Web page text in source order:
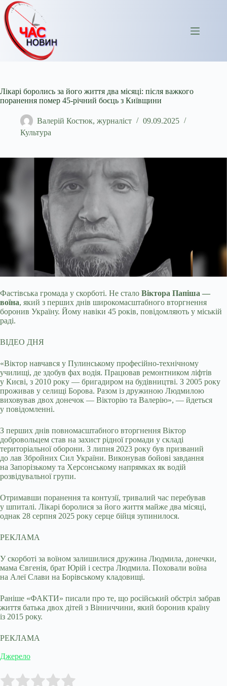
Перейти
до
вмісту
Лікарі боролись за його життя два місяці: після важкого
поранення помер 45-річний боєць з Київщини
Валерій Костюк, журналіст
09.09.2025
Культура
Фастівська громада у скорботі. Не стало Віктора Папіша —
воїна, який з перших днів широкомасштабного вторгнення
боронив Україну. Йому навіки 45 років, повідомляють у міській
раді.
ВІДЕО ДНЯ
«Віктор навчався у Пулинському професійно-технічному
училищі, де здобув фах водія. Працював ремонтником ліфтів
у Києві, з 2010 року — бригадиром на будівництві. З 2005 року
проживав у селищі Борова. Разом із дружиною Людмилою
виховував двох донечок — Вікторію та Валерію», — йдеться
у повідомленні.
З перших днів повномасштабного вторгнення Віктор
добровольцем став на захист рідної громади у складі
територіальної оборони. З липня 2023 року був призваний
до лав Збройних Сил України. Виконував бойові завдання
на Запорізькому та Херсонському напрямках як водій
розвідувальної групи.
Отримавши поранення та контузії, тривалий час перебував
у шпиталі. Лікарі боролися за його життя майже два місяці,
однак 28 серпня 2025 року серце бійця зупинилося.
РЕКЛАМА
У скорботі за воїном залишилися дружина Людмила, донечки,
мама Євгенія, брат Юрій і сестра Людмила. Поховали воїна
на Алеї Слави на Борівському кладовищі.
Раніше «ФАКТИ» писали про те, що російський обстріл забрав
життя батька двох дітей з Вінниччини, який боронив країну
із 2015 року.
РЕКЛАМА
Джерело
Rate this item: